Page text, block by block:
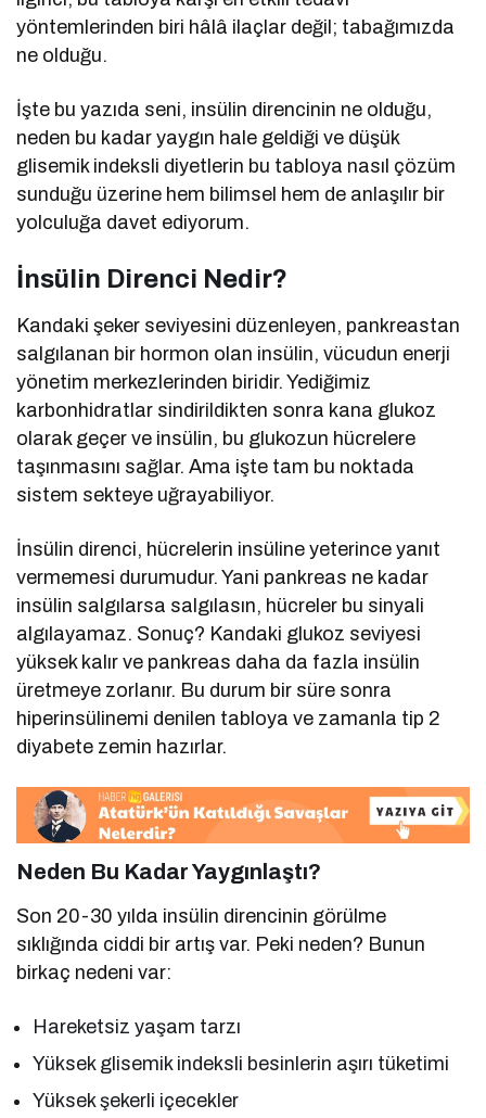
yöntemlerinden biri hâlâ ilaçlar değil; tabağımızda
ne olduğu.
İşte bu yazıda seni, insülin direncinin ne olduğu,
neden bu kadar yaygın hale geldiği ve düşük
glisemik indeksli diyetlerin bu tabloya nasıl çözüm
sunduğu üzerine hem bilimsel hem de anlaşılır bir
yolculuğa davet ediyorum.
İnsülin Direnci Nedir?
Kandaki şeker seviyesini düzenleyen, pankreastan
salgılanan bir hormon olan insülin, vücudun enerji
yönetim merkezlerinden biridir. Yediğimiz
karbonhidratlar sindirildikten sonra kana glukoz
olarak geçer ve insülin, bu glukozun hücrelere
taşınmasını sağlar. Ama işte tam bu noktada
sistem sekteye uğrayabiliyor.
İnsülin direnci, hücrelerin insüline yeterince yanıt
vermemesi durumudur. Yani pankreas ne kadar
insülin salgılarsa salgılasın, hücreler bu sinyali
algılayamaz. Sonuç? Kandaki glukoz seviyesi
yüksek kalır ve pankreas daha da fazla insülin
üretmeye zorlanır. Bu durum bir süre sonra
hiperinsülinemi denilen tabloya ve zamanla tip 2
diyabete zemin hazırlar.
Neden Bu Kadar Yaygınlaştı?
Son 20-30 yılda insülin direncinin görülme
sıklığında ciddi bir artış var. Peki neden? Bunun
birkaç nedeni var:
Hareketsiz yaşam tarzı
Yüksek glisemik indeksli besinlerin aşırı tüketimi
Yüksek şekerli içecekler